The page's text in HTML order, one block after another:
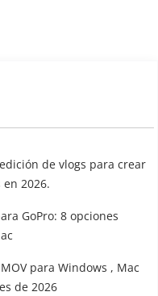
de vlogs para crear
2026.
GoPro: 8 opciones
para Windows , Mac
de 2026